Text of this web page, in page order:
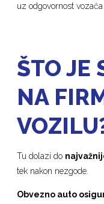
uz odgovornost
ŠTO JE
NA
Tu dolazi do
tek nakon nezgode.
Obvezno auto